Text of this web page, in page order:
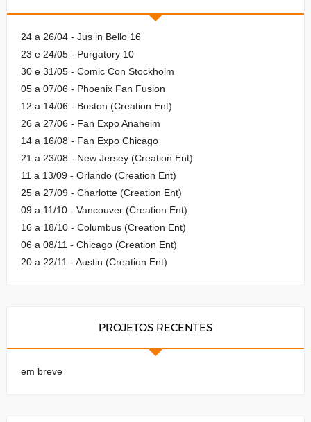
24 a 26/04 - Jus in Bello 16
23 e 24/05 - Purgatory 10
30 e 31/05 - Comic Con Stockholm
05 a 07/06 - Phoenix Fan Fusion
12 a 14/06 - Boston (Creation Ent)
26 a 27/06 - Fan Expo Anaheim
14 a 16/08 - Fan Expo Chicago
21 a 23/08 - New Jersey (Creation Ent)
11 a 13/09 - Orlando (Creation Ent)
25 a 27/09 - Charlotte (Creation Ent)
09 a 11/10 - Vancouver (Creation Ent)
16 a 18/10 - Columbus (Creation Ent)
06 a 08/11 - Chicago (Creation Ent)
20 a 22/11 - Austin (Creation Ent)
PROJETOS RECENTES
em breve